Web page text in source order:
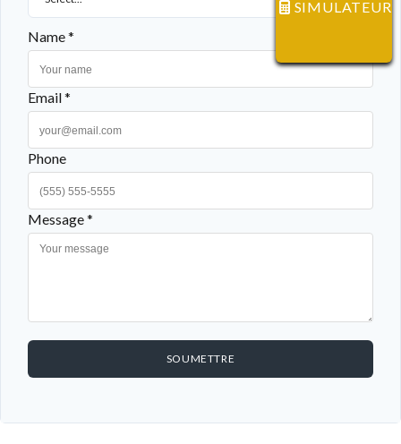
Name *
Email *
Phone
Message *
SOUMETTRE
SIMULATEUR